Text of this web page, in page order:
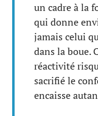
un cadre à la
qui donne
jamais celui
dans la boue.
réactivité
sacrifié le
encaisse